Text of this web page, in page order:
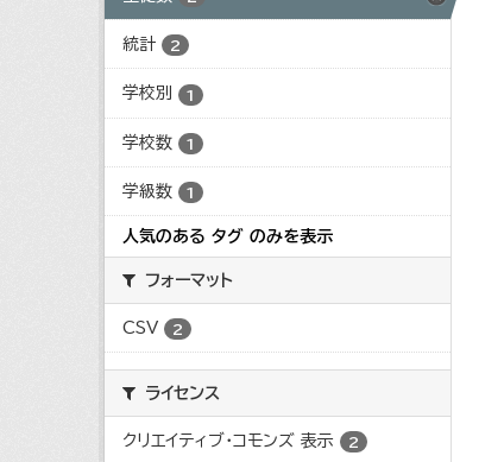
統計 2
学校別 1
学校数 1
学級数 1
人気のある タグ のみを表示
フォーマット
CSV 2
ライセンス
クリエイティブ・コモンズ 表示 2